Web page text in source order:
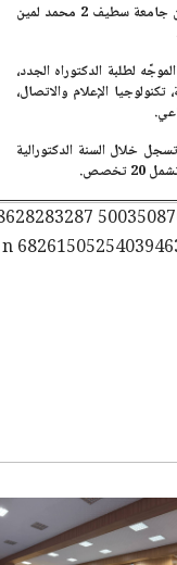
، من جامعة سطيف 2 محمد لمين
لطلبة الدكتوراه الجدد،
تكنولوجيا الإعلام والاتصال،
1 فرحات عباس تسجل خلال السنة الدكتورالية